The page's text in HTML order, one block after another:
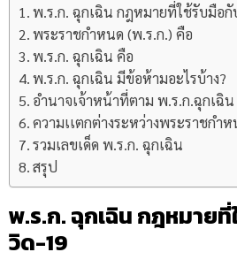
พ.ร.ก. ฉุกเฉิน กฎหมายที่ใช้รับมือกั
พระราชกำหนด (พ.ร.ก.) คือ
พ.ร.ก. ฉุกเฉิน คือ
พ.ร.ก. ฉุกเฉิน มีข้อห้ามอะไรบ้าง?
อำนาจเจ้าหน้าที่ตาม พ.ร.ก.ฉุกเฉิ
ความเเตกต่างระหว่างพระราชก
รวมเลขเด็ด พ.ร.ก. ฉุกเฉิน
สรุป
พ.ร.ก. ฉุกเฉิน กฎหมาย
วิด-19